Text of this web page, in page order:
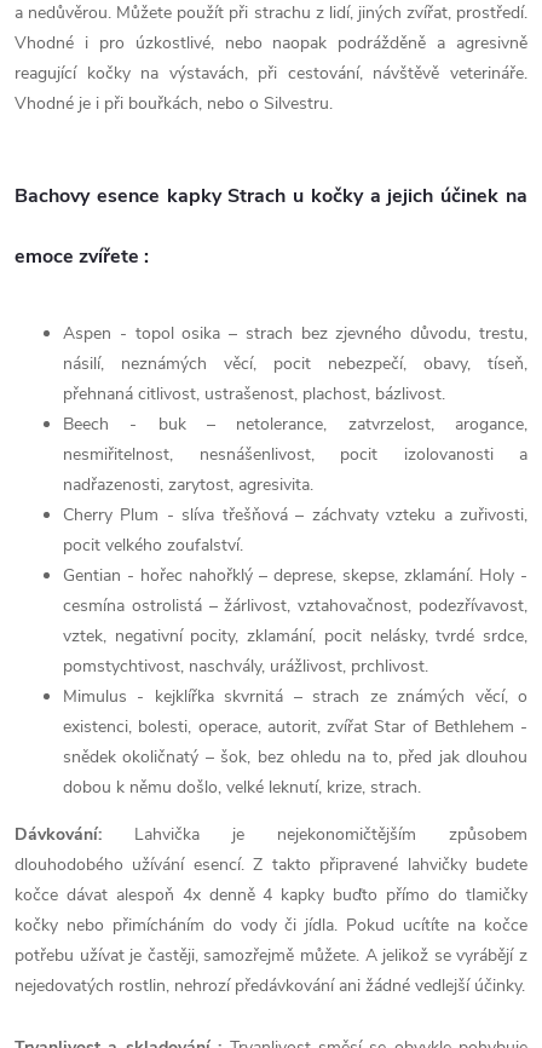
a nedůvěrou. Můžete použít při strachu z lidí, jiných zvířat, prostředí.
Vhodné i pro úzkostlivé, nebo naopak podrážděně a agresivně
reagující kočky na výstavách, při cestování, návštěvě veterináře.
Vhodné je i při bouřkách, nebo o Silvestru.
Bachovy esence kapky Strach u kočky a jejich účinek na
emoce zvířete :
Aspen - topol osika – strach bez zjevného důvodu, trestu,
násilí, neznámých věcí, pocit nebezpečí, obavy, tíseň,
přehnaná citlivost, ustrašenost, plachost, bázlivost.
Beech - buk – netolerance, zatvrzelost, arogance,
nesmiřitelnost, nesnášenlivost, pocit izolovanosti a
nadřazenosti, zarytost, agresivita.
Cherry Plum - slíva třešňová – záchvaty vzteku a zuřivosti,
pocit velkého zoufalství.
Gentian - hořec nahořklý – deprese, skepse, zklamání. Holy -
cesmína ostrolistá – žárlivost, vztahovačnost, podezřívavost,
vztek, negativní pocity, zklamání, pocit nelásky, tvrdé srdce,
pomstychtivost, naschvály, urážlivost, prchlivost.
Mimulus - kejklířka skvrnitá – strach ze známých věcí, o
existenci, bolesti, operace, autorit, zvířat Star of Bethlehem -
snědek okoličnatý – šok, bez ohledu na to, před jak dlouhou
dobou k němu došlo, velké leknutí, krize, strach.
Dávkování: Lahvička je nejekonomičtějším způsobem
dlouhodobého užívání esencí. Z takto připravené lahvičky budete
kočce dávat alespoň 4x denně 4 kapky buďto přímo do tlamičky
kočky nebo přimícháním do vody či jídla. Pokud ucítíte na kočce
potřebu užívat je častěji, samozřejmě můžete. A jelikož se vyrábějí z
nejedovatých rostlin, nehrozí předávkování ani žádné vedlejší účinky.